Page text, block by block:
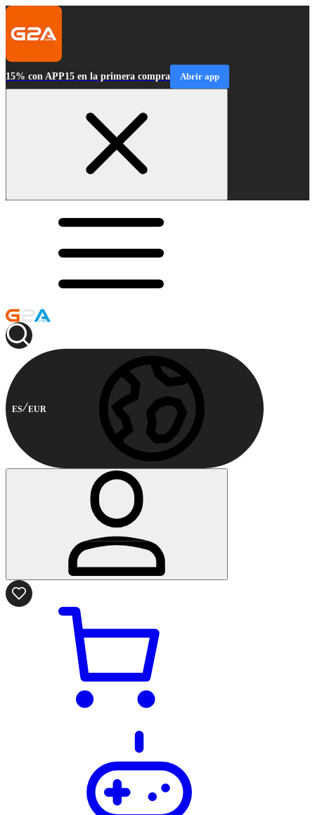
15% con APP15 en la primera compra Abrir app
ES EUR